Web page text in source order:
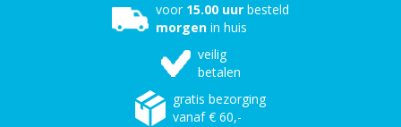
voor 15.00 uur besteld
morgen in huis
veilig
betalen
gratis bezorging
vanaf € 60,-